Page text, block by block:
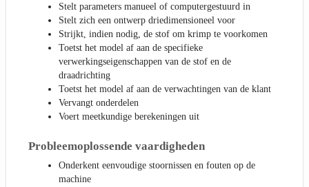
Stelt parameters manueel of computergestuurd in
Stelt zich een ontwerp driedimensioneel voor
Strijkt, indien nodig, de stof om krimp te voorkomen
Toetst het model af aan de specifieke
verwerkingseigenschappen van de stof en de
draadrichting
Toetst het model af aan de verwachtingen van de klant
Vervangt onderdelen
Voert meetkundige berekeningen uit
Probleemoplossende vaardigheden
Onderkent eenvoudige stoornissen en fouten op de
machine